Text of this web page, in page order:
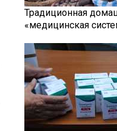
Традиционная
«медицинская